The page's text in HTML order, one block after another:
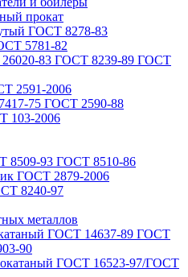
прокат
ГОСТ 8278-83
5781-82
83 ГОСТ 8239-89 ГОСТ
2591-2006
75 ГОСТ 2590-88
103-2006
8509-93 ГОСТ 8510-86
ГОСТ 2879-2006
8240-97
металлов
ГОСТ 14637-89 ГОСТ
90
ГОСТ 16523-97/ГОСТ